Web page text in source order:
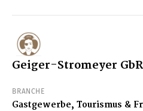
Geiger-Stromeyer GbR
BRANCHE
Gastgewerbe, Tourismus &